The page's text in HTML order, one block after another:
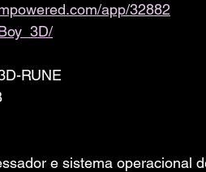
app/32882
RUNE
e sistema operacional